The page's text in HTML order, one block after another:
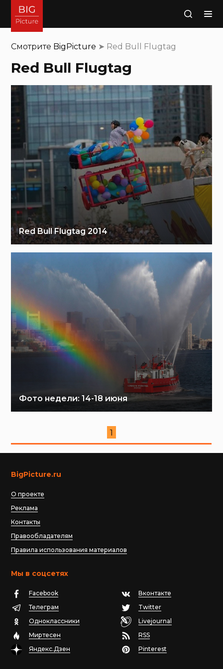
Поиск
Смотрите BigPicture ➤ Red Bull Flugtag
Red Bull Flugtag
Red Bull Flugtag 2014
Фото недели: 14-18 июня
1
BigPicture.ru
О проекте
Реклама
Контакты
Правообладателям
Правила использования материалов
Мы в соцсетях
Facebook
Вконтакте
Телеграм
Twitter
Одноклассники
Livejournal
Миртесен
RSS
Яндекс.Дзен
Pinterest